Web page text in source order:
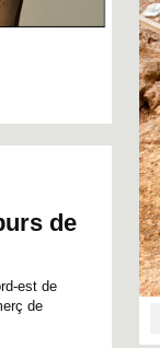
de
est de
de